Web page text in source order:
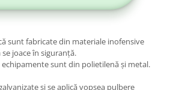
sunt fabricate din materiale inofensive
joace în siguranță.
sunt din polietilenă și metal.
și se aplică vopsea pulbere